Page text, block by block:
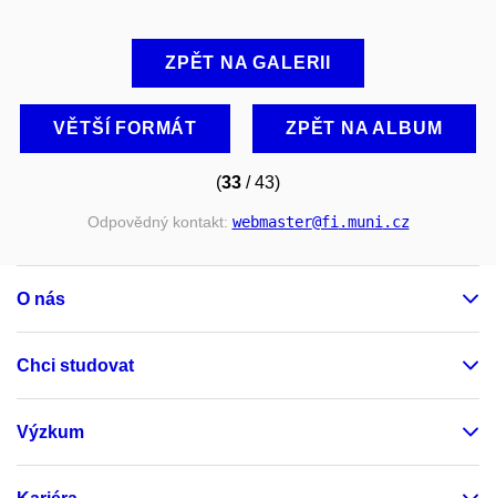
ZPĚT NA GALERII
VĚTŠÍ FORMÁT ZPĚT NA ALBUM
(33 / 43)
Odpovědný kontakt: webmaster@fi .muni .cz
O nás
Chci studovat
Výzkum